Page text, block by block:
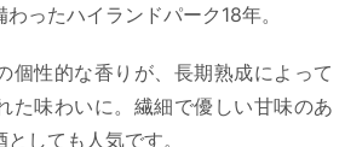
ったハイランドパーク18年。
個性的な香りが、長期熟成によって
た味わいに。繊細で優しい甘味のあ
しても人気です。